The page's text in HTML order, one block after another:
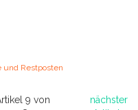
und Restposten
9 von
nächster